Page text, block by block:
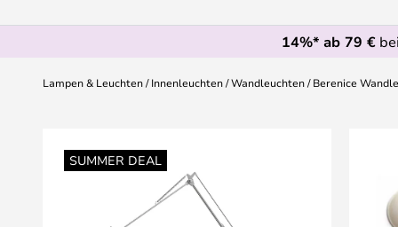
14%* ab 79 €
Lampen & Leuchten Innenleuchten Wandleuchten Berenice
SUMMER DEAL
Ende